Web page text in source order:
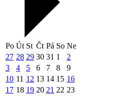
Po Út St Čt Pá So Ne
27 28 29 30 31 1
2
3
4 5 6 7 8
9
10 11 12 13 14 15 16
17 18 19 20 21 22 23